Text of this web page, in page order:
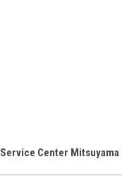
Service Center Mitsuyama